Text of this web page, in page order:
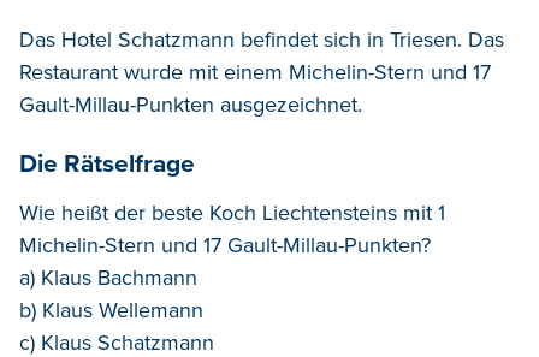
Das Hotel Schatzmann befindet sich in Triesen. Das
Restaurant wurde mit einem Michelin-Stern und 17
Gault-Millau-Punkten ausgezeichnet.
Die Rätselfrage
Wie heißt der beste Koch Liechtensteins mit 1
Michelin-Stern und 17 Gault-Millau-Punkten?
a) Klaus Bachmann
b) Klaus Wellemann
c) Klaus Schatzmann